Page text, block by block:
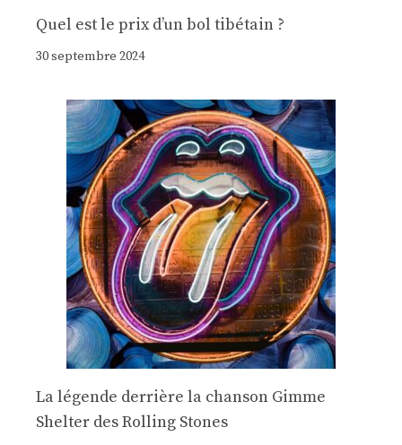
Quel est le prix d’un bol tibétain ?
30 septembre 2024
La légende derrière la chanson Gimme
Shelter des Rolling Stones